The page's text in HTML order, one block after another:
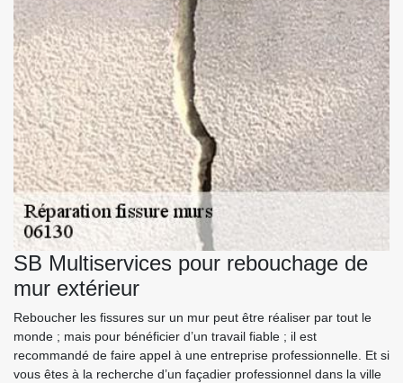
SB Multiservices pour rebouchage de
mur extérieur
Reboucher les fissures sur un mur peut être réaliser par tout le
monde ; mais pour bénéficier d’un travail fiable ; il est
recommandé de faire appel à une entreprise professionnelle. Et si
vous êtes à la recherche d’un façadier professionnel dans la ville